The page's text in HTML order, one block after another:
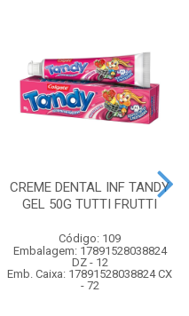
CREME DENTAL INF TANDY
GEL 50G TUTTI FRUTTI
Código: 109
Embalagem: 17891528038824
DZ - 12
Emb. Caixa: 17891528038824 CX
- 72